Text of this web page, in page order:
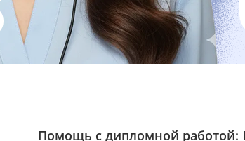
Помощь с дипломной работой: